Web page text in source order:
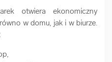
otwiera ekonomiczny
w domu, jak i w biurze.